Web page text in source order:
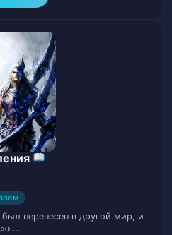
Духовных Сил.
Снежной Сакуры
стрельбы из лука
перенесен в другой мир, и